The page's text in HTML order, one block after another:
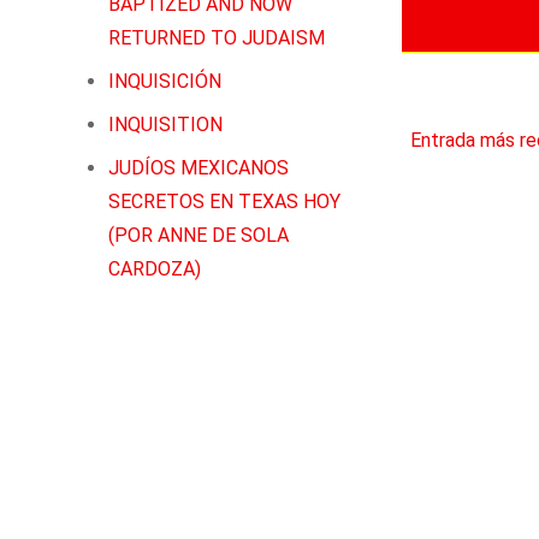
Entrada más
RETURNED TO JUDAISM
INQUISICIÓN
INQUISITION
JUDÍOS MEXICANOS
SECRETOS EN TEXAS HOY
(POR ANNE DE SOLA
CARDOZA)